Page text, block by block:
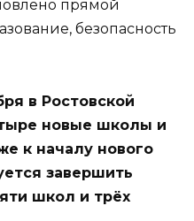
прямой
безопасность
в Ростовской
новые школы и
к началу нового
завершить
школ и трёх